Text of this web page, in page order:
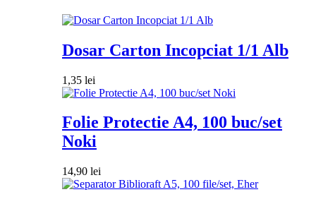
Dosar Carton Incopciat 1/1 Alb
1,35 lei
Folie Protectie A4, 100 buc/set
Noki
14,90 lei